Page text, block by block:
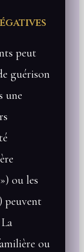
peut
guérison
une
ou les
peuvent
ou